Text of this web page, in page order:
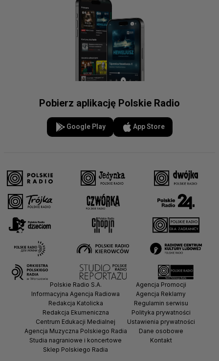
Pobierz aplikację Polskie Radio
Google Play App Store
Polskie Radio S.A.
Informacyjna Agencja Radiowa
Redakcja Katolicka
Redakcja Ekumeniczna
Centrum Edukacji Medialnej
Agencja Muzyczna Polskiego Radia
Studia nagraniowe i koncertowe
Sklep Polskiego Radia
Agencja Promocji
Agencja Reklamy
Regulamin serwisu
Polityka prywatności
Ustawienia prywatności
Dane osobowe
Kontakt